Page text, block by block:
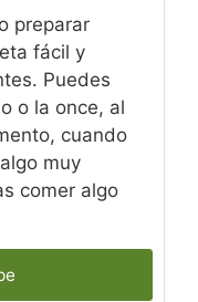
preparar
fácil y
Puedes
o la once, al
cuando
muy
comer algo